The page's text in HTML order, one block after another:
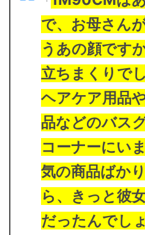
で、お母さん
うあの顔です
立ちまくりで
ヘアケア用品
品などのバス
コーナーにい
気の商品ばか
ら、きっと彼
だったんでし